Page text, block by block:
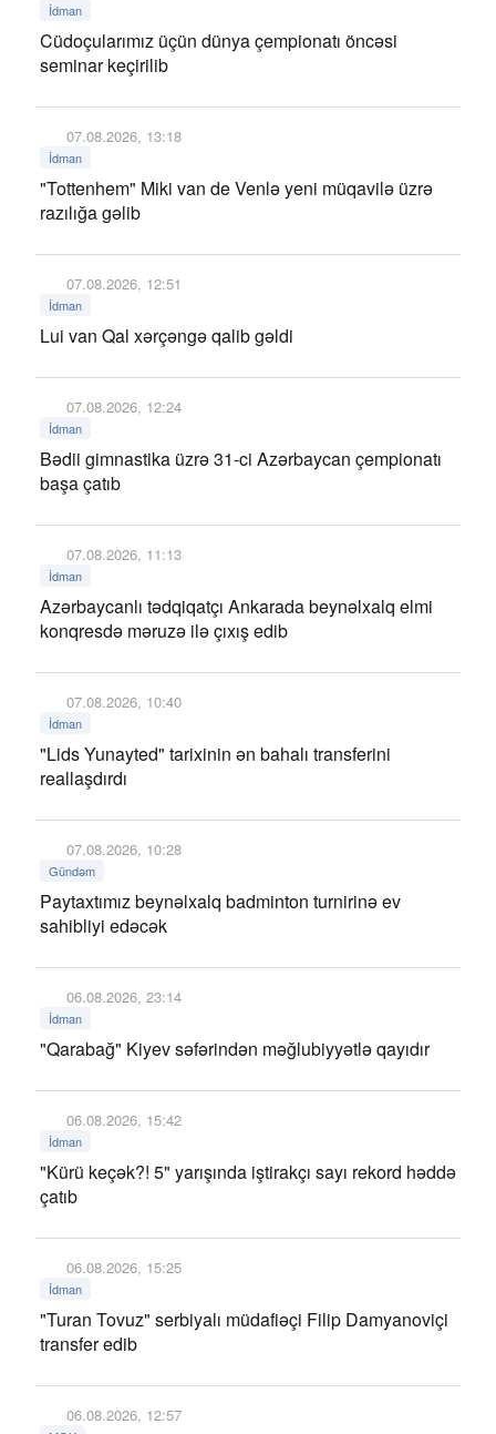
İdman
Cüdoçularımız üçün dünya çempionatı öncəsi
seminar keçirilib
07.08.2026, 13:18
İdman
"Tottenhem" Miki van de Venlə yeni müqavilə üzrə
razılığa gəlib
07.08.2026, 12:51
İdman
Lui van Qal xərçəngə qalib gəldi
07.08.2026, 12:24
İdman
Bədii gimnastika üzrə 31-ci Azərbaycan çempionatı
başa çatıb
07.08.2026, 11:13
İdman
Azərbaycanlı tədqiqatçı Ankarada beynəlxalq elmi
konqresdə məruzə ilə çıxış edib
07.08.2026, 10:40
İdman
"Lids Yunayted" tarixinin ən bahalı transferini
reallaşdırdı
07.08.2026, 10:28
Gündəm
Paytaxtımız beynəlxalq badminton turnirinə ev
sahibliyi edəcək
06.08.2026, 23:14
İdman
"Qarabağ" Kiyev səfərindən məğlubiyyətlə qayıdır
06.08.2026, 15:42
İdman
"Kürü keçək?! 5" yarışında iştirakçı sayı rekord həddə
çatıb
06.08.2026, 15:25
İdman
"Turan Tovuz" serbiyalı müdafiəçi Filip Damyanoviçi
transfer edib
06.08.2026, 12:57